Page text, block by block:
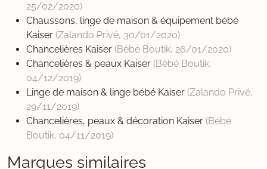
25/02/2020)
Chaussons, linge de maison & équipement bébé
Kaiser (Zalando Privé, 30/01/2020)
Chancelières Kaiser (Bébé Boutik, 26/01/2020)
Chancelières & peaux Kaiser (Bébé Boutik,
04/12/2019)
Linge de maison & linge bébé Kaiser (Zalando Privé,
29/11/2019)
Chancelières, peaux & décoration Kaiser (Bébé
Boutik, 04/11/2019)
Marques similaires